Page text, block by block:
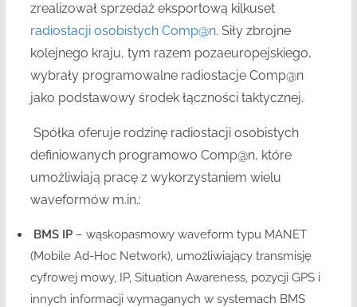
zrealizował sprzedaż eksportową kilkuset
radiostacji osobistych Comp@n. Siły zbrojne
kolejnego kraju, tym razem pozaeuropejskiego,
wybrały programowalne radiostacje Comp@n
jako podstawowy środek łączności taktycznej.
Spółka oferuje rodzinę radiostacji osobistych
definiowanych programowo Comp@n, które
umożliwiają pracę z wykorzystaniem wielu
waveformów m.in.:
BMS IP– wąskopasmowy waveform typu MANET
(Mobile Ad-Hoc Network), umożliwiający transmisję
cyfrowej mowy, IP, Situation Awareness, pozycji GPS i
innych informacji wymaganych w systemach BMS